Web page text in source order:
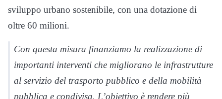
sviluppo urbano sostenibile, con una dotazione di
oltre 60 milioni.
Con questa misura finanziamo la realizzazione di
importanti interventi che migliorano le infrastrutture
al servizio del trasporto pubblico e della mobilità
pubblica e condivisa. L’obiettivo è rendere più